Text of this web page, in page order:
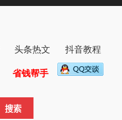
头条热文
抖音教程
省钱帮手